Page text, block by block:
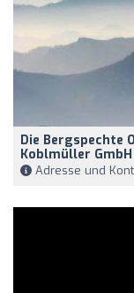
Die Bergspechte
Koblmüller GmbH
Adresse und